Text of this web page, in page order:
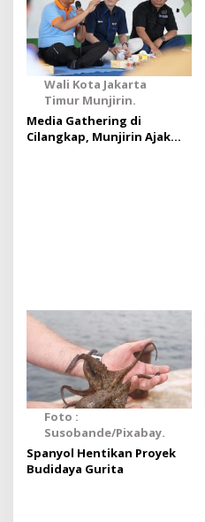
Wali Kota Jakarta
Timur Munjirin.
Media Gathering di
Cilangkap, Munjirin Ajak
Foto :
Susobande/Pixabay.
Spanyol Hentikan Proyek
Budidaya Gurita